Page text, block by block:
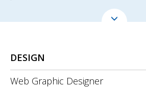
DESIGN
Web Graphic Designer